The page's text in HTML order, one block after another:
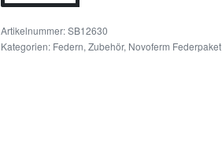
SB12630
Kategorien: Federn, Zubehör, Novoferm Federpaket